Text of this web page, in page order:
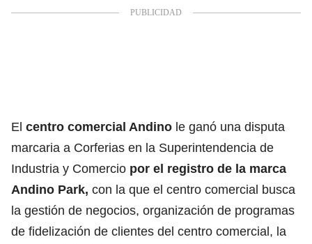
El centro comercial Andino le ganó una disputa
marcaria a Corferias en la Superintendencia de
Industria y Comercio por el registro de la marca
Andino Park, con la que el centro comercial busca
la gestión de negocios, organización de programas
de fidelización de clientes del centro comercial, la